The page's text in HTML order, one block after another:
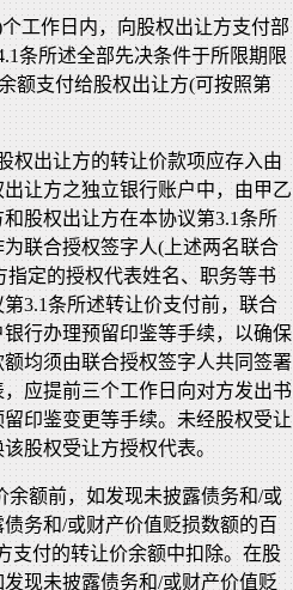
工作日内，向股权出让方支付部
条所述全部先决条件于所限期限
额支付给股权出让方(可按照第
权出让方的转让价款项应存入由
让方之独立银行账户中，由甲乙
股权出让方在本协议第3.1条所
联合授权签字人(上述两名联合
指定的授权代表姓名、职务等书
3.1条所述转让价支付前，联合
行办理预留印鉴等手续，以确保
均须由联合授权签字人共同签署
应提前三个工作日向对方发出书
印鉴变更等手续。未经股权受让
股权受让方授权代表。
余额前，如发现未披露债务和/或
务和/或财产价值贬损数额的百
支付的转让价余额中扣除。在股
现未披露债务和/或财产价值贬